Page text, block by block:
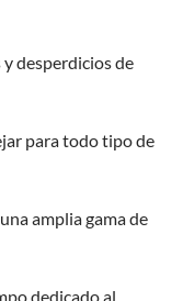
y desperdicios de
para todo tipo de
amplia gama de
dedicado al